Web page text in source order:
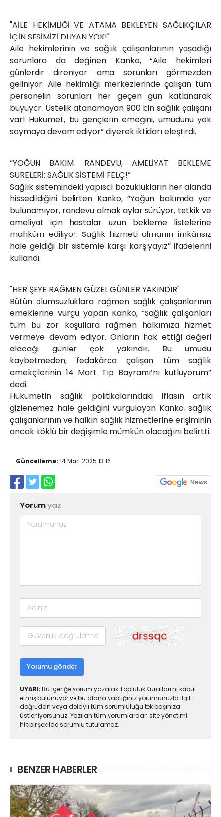
"AİLE HEKİMLİĞİ VE ATAMA BEKLEYEN SAĞLIKÇILAR
İÇİN SESİMİZİ DUYAN YOK!"
Aile hekimlerinin ve sağlık çalışanlarının yaşadığı
sorunlara da değinen Kanko, “Aile hekimleri
günlerdir direniyor ama sorunları görmezden
geliniyor. Aile hekimliği merkezlerinde çalışan tüm
personelin sorunları her geçen gün katlanarak
büyüyor. Üstelik atanamayan 900 bin sağlık çalışanı
var! Hükümet, bu gençlerin emeğini, umudunu yok
saymaya devam ediyor” diyerek iktidarı eleştirdi.
“YOĞUN BAKIM, RANDEVU, AMELİYAT BEKLEME
SÜRELERİ: SAĞLIK SİSTEMİ FELÇ!”
Sağlık sistemindeki yapısal bozuklukların her alanda
hissedildiğini belirten Kanko, “Yoğun bakımda yer
bulunamıyor, randevu almak aylar sürüyor, tetkik ve
ameliyat için hastalar uzun bekleme listelerine
mahkûm ediliyor. Sağlık hizmeti almanın imkânsız
hale geldiği bir sistemle karşı karşıyayız” ifadelerini
kullandı.
"HER ŞEYE RAĞMEN GÜZEL GÜNLER YAKINDIR"
Bütün olumsuzluklara rağmen sağlık çalışanlarının
emeklerine vurgu yapan Kanko, “Sağlık çalışanları
tüm bu zor koşullara rağmen halkımıza hizmet
vermeye devam ediyor. Onların hak ettiği değeri
alacağı günler çok yakındır. Bu umudu
kaybetmeden, fedakârca çalışan tüm sağlık
emekçilerinin 14 Mart Tıp Bayramı’nı kutluyorum”
dedi.
Hükümetin sağlık politikalarındaki iflasın artık
gizlenemez hale geldiğini vurgulayan Kanko, sağlık
çalışanlarının ve halkın sağlık hizmetlerine erişiminin
ancak köklü bir değişimle mümkün olacağını belirtti.
Güncelleme: 14 Mart 2025 13:16
Yorumyaz
Yorumu gönder
UYARI: Bu içeriğe yorum yazarak Topluluk Kuralları'nı kabul
etmiş bulunuyor ve bu alana yaptığınız yorumunuzla ilgili
doğrudan veya dolaylı tüm sorumluluğu tek başınıza
üstleniyorsunuz. Yazılan tüm yorumlardan site yönetimi
hiçbir şekilde sorumlu tutulamaz.
BENZER HABERLER